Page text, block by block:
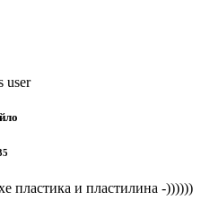
пластика и пластилина -))))))